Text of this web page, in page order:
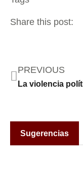
Share this post:
PREVIOUS
Sugerencias